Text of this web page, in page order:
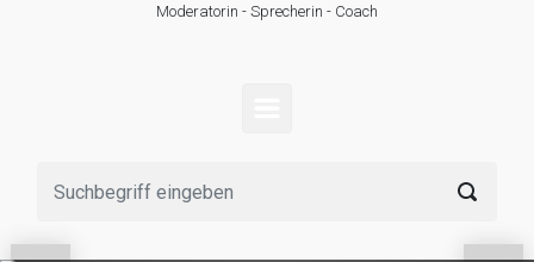
Moderatorin - Sprecherin - Coach
Veranstaltungen